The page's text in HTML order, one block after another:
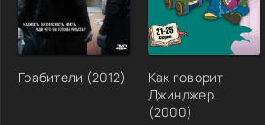
Грабители (2012)
Как говорит
Джинджер
(2000)